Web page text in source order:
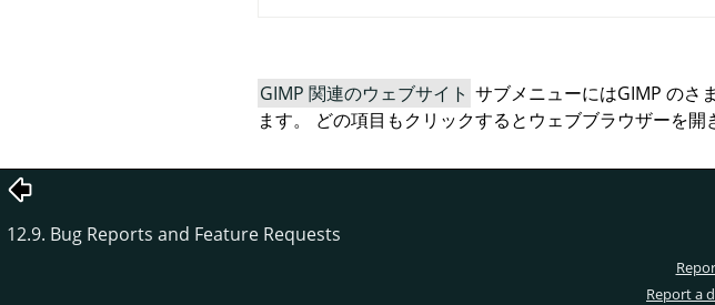
GIMP 関連のウェブサイト サブメニューにはGIMP のさ
ます。 どの項目もクリックするとウェブブラウザーを開
12.9. Bug Reports and Feature Requests
Report a